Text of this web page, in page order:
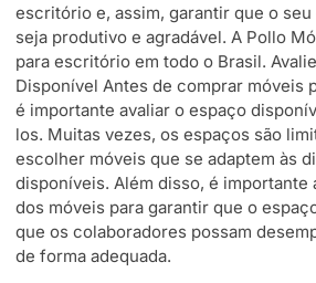
escritório e, assim, garantir que o
seja produtivo e agradável. A Pollo
para escritório em todo o Brasil.
Disponível Antes de comprar móveis
é importante avaliar o espaço
los. Muitas vezes, os espaços são
escolher móveis que se adaptem às
disponíveis. Além disso, é importante
dos móveis para garantir que o
que os colaboradores possam
de forma adequada.